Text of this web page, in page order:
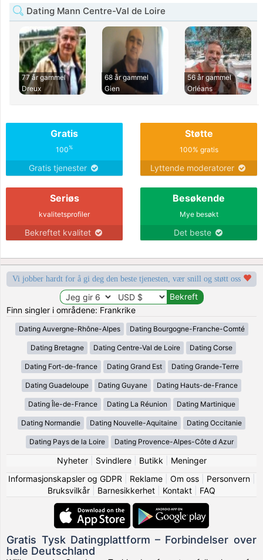
Dating Mann Centre-Val de Loire
77 år gammel
Dreux
68 år gammel
Gien
56 år gammel
Orléans
Gratis
100%
Gratis tjenester
Støtte
100% gratis
Lyttende moderatorer
Seriøs
kvalitetsprofiler
Bekreftet kvalitet
Besøkende
Mye besøkt
Det beste
Vi jobber hardt for å gi deg den beste tjenesten, vær snill og støtt oss
Finn singler i områdene: Frankrike
Dating Auvergne-Rhône-Alpes Dating Bourgogne-Franche-Comté
Dating Bretagne Dating Centre-Val de Loire Dating Corse
Dating Fort-de-france Dating Grand Est Dating Grande-Terre
Dating Guadeloupe Dating Guyane Dating Hauts-de-France
Dating Île-de-France Dating La Réunion Dating Martinique
Dating Normandie Dating Nouvelle-Aquitaine Dating Occitanie
Dating Pays de la Loire Dating Provence-Alpes-Côte d Azur
Nyheter| Svindlere| Butikk
Meninger
Informasjonskapsler og GDPR
Reklame| Om oss| Personvern|
Bruksvilkår
Barnesikkerhet Kontakt FAQ
Gratis Tysk Datingplattform – Forbindelser over
hele Deutschland